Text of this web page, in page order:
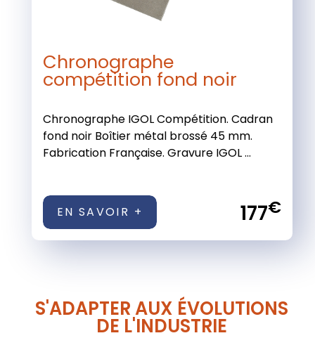
Chronographe
compétition fond noir
Chronographe IGOL Compétition. Cadran
fond noir Boîtier métal brossé 45 mm.
Fabrication Française. Gravure IGOL ...
EN SAVOIR + 177€
S'ADAPTER AUX ÉVOLUTIONS
DE L'INDUSTRIE